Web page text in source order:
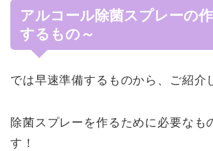
アルコール除菌スプレーの
するもの～
では早速準備するものから、ご紹介
除菌スプレーを作るために必要なも
す！